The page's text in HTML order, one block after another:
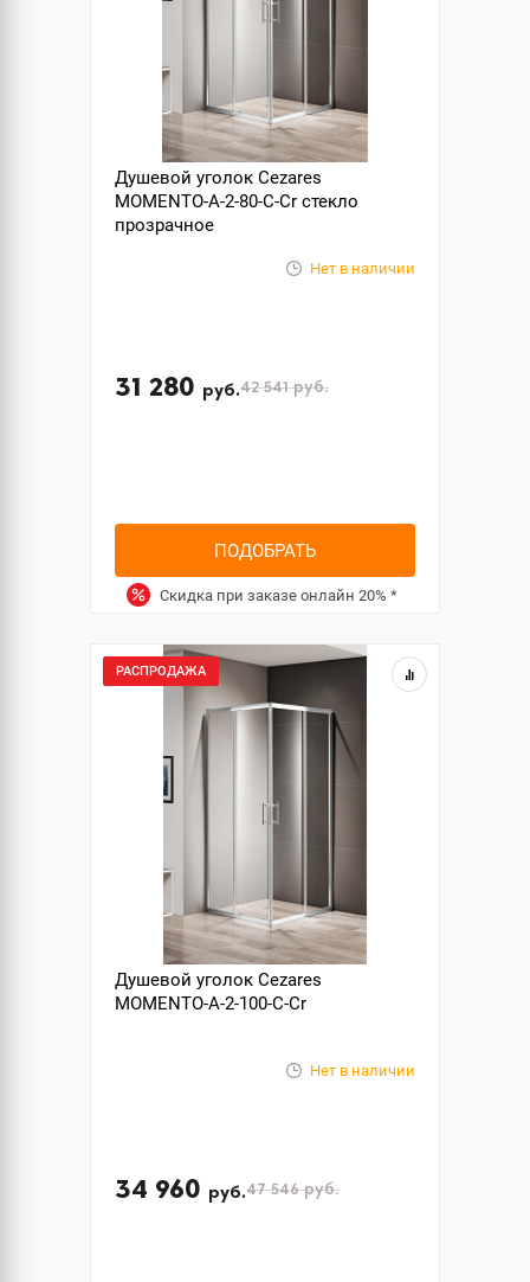
Душевой уголок Cezares
MOMENTO-A-2-80-C-Cr стекло
прозрачное
Нет в наличии
31 280 руб.42 541руб.
ПОДОБРАТЬ
Скидка при заказе онлайн 20% *
РАСПРОДАЖА
Душевой уголок Cezares
MOMENTO-A-2-100-C-Cr
Нет в наличии
34 960 руб.47 546руб.